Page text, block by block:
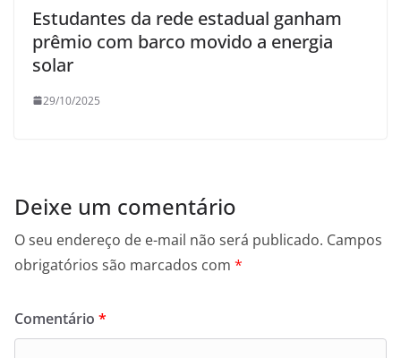
Estudantes da rede estadual ganham
prêmio com barco movido a energia
solar
29/10/2025
Deixe um comentário
O seu endereço de e-mail não será publicado. Campos
obrigatórios são marcados com *
Comentário *